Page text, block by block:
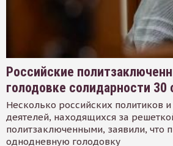
Российские
голодовке солидарности 30
Несколько российских политиков
деятелей, находящихся за
политзаключенными, заявили, что
однодневную голодовку